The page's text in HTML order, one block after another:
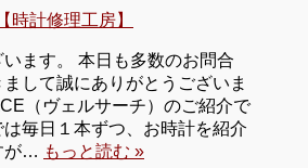
時計修理工房】
ます。 本日も多数のお問合
して誠にありがとうございま
（ヴェルサーチ）のご紹介で
毎日１本ずつ、お時計を紹介
が… もっと読む »